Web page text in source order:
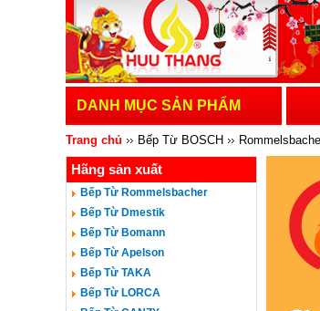
DANH MỤC SẢN PHẨM
Trang chủ Bếp Từ BOSCH
MASTERCOOK
Hãng sản xuất
Bếp Từ Rommelsbacher
Bếp Từ Dmestik
Bếp Từ Bomann
Bếp Từ Apelson
Bếp Từ TAKA
Bếp Từ LORCA